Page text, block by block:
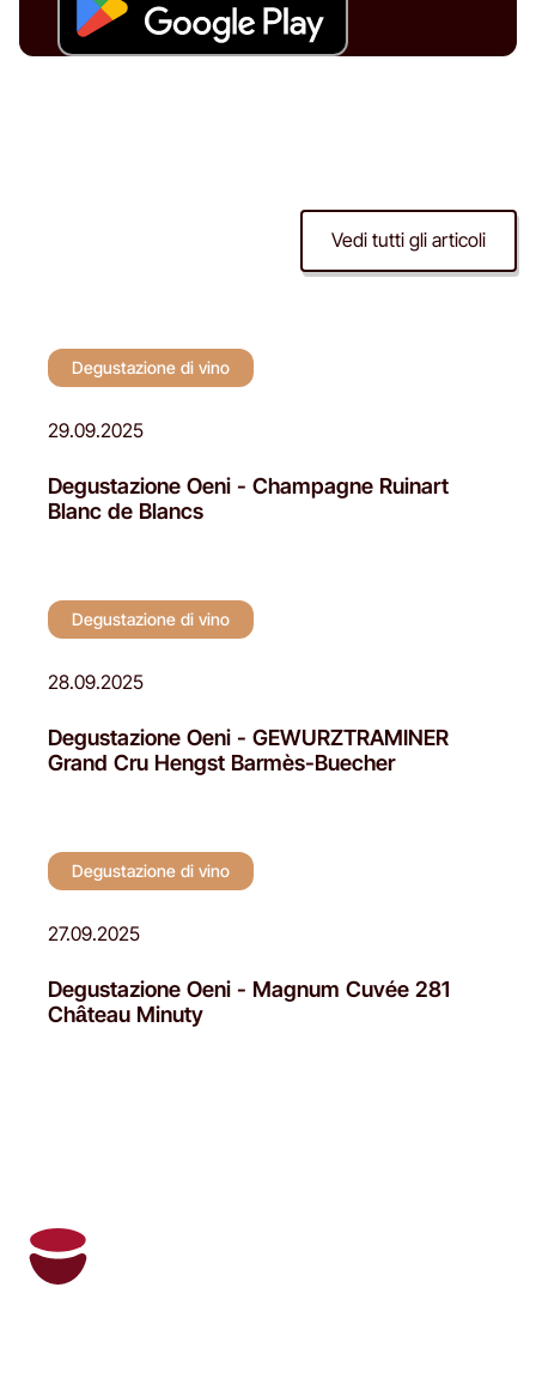
Vedi tutti gli articoli
Degustazione di vino
29.09.2025
Degustazione Oeni - Champagne Ruinart
Blanc de Blancs
Degustazione di vino
28.09.2025
Degustazione Oeni - GEWURZTRAMINER
Grand Cru Hengst Barmès-Buecher
Degustazione di vino
27.09.2025
Degustazione Oeni - Magnum Cuvée 281
Château Minuty